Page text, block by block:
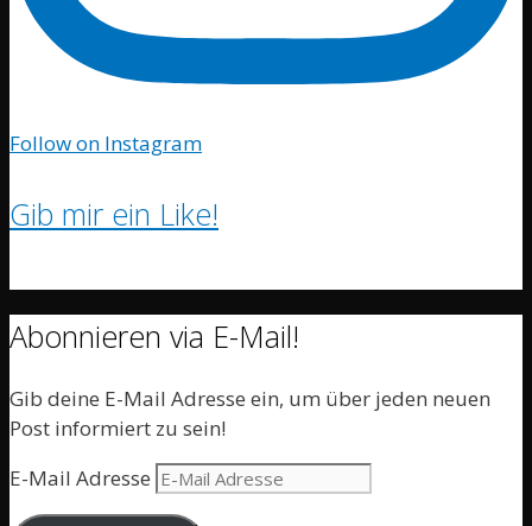
Follow on Instagram
Gib mir ein Like!
Abonnieren via E-Mail!
Gib deine E-Mail Adresse ein, um über jeden neuen
Post informiert zu sein!
E-Mail Adresse